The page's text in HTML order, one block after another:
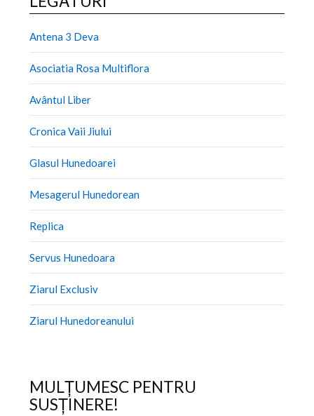
Antena 3 Deva
Asociatia Rosa Multiflora
Avântul Liber
Cronica Vaii Jiului
Glasul Hunedoarei
Mesagerul Hunedorean
Replica
Servus Hunedoara
Ziarul Exclusiv
Ziarul Hunedoreanului
MULȚUMESC PENTRU
SUSȚINERE!